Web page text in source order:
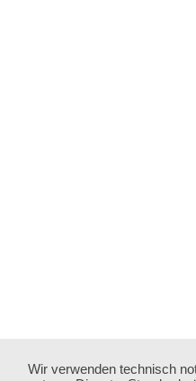
Wir verwenden technisch